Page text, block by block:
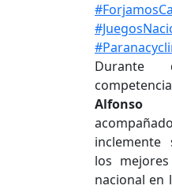
Alfonso
los
nacional en